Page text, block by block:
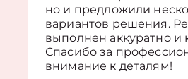
но и предложили
вариантов решения.
выполнен аккуратно и
Спасибо за
внимание к деталям!